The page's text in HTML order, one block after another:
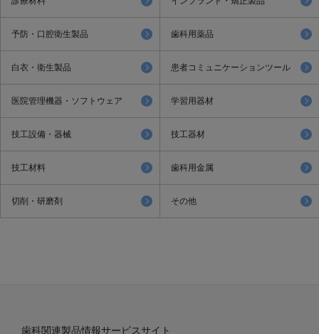
予防・口腔衛生製品 歯科用薬品
白衣・衛生製品 患者コミュニケーションツール
医院管理機器・ソフトウェア 学習用器材
技工設備・器械 技工器材
技工材料 歯科用金属
切削・研磨剤 その他
歯科関連製品情報サービスサイト